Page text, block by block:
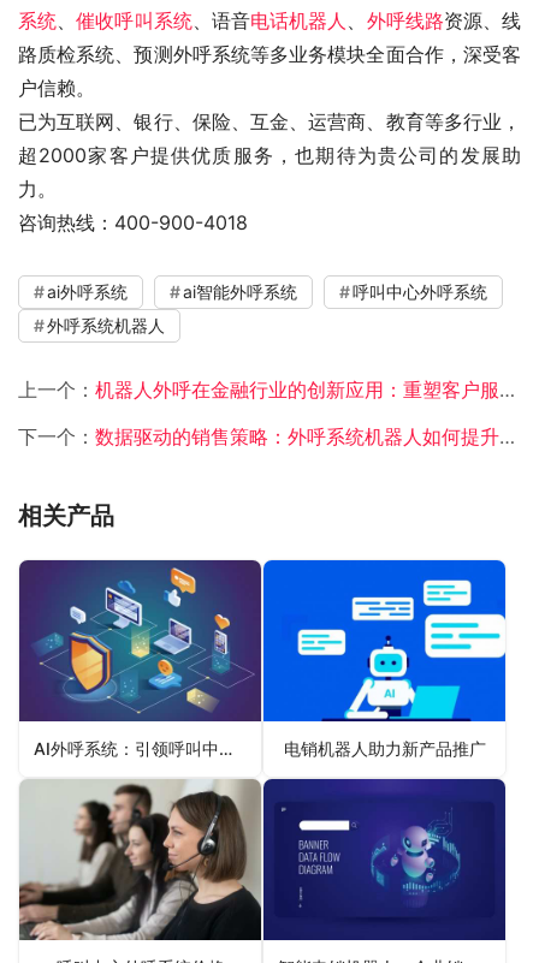
系统、催收呼叫系统、语音电话机器人 、 外呼线路资源、线
路质检系统、预测外呼系统等多业务模块全面合作，深受客
户信赖。
已为互联网、银行、保险、互金、运营商、教育等多行业，
超2000家客户提供优质服务，也期待为贵公司的发展助
力。
咨询热线：400-900-4018
ai外呼系统 ai智能外呼系统
呼叫中心外呼系统
外呼系统机器人
上一个： 机器人外呼在金融行业的创新应用：重塑客户服务与风险管理边界
下一个： 数据驱动的销售策略：外呼系统机器人如何提升企业竞争力
相关产品
AI外呼系统：引领呼叫中心服务的未来趋势 电销机器人助力新产品推广